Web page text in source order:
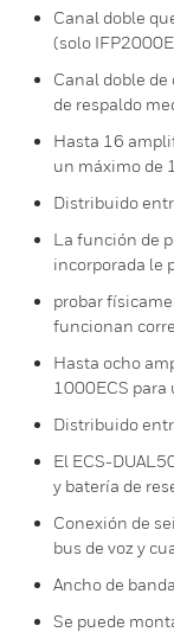
Canal doble
(solo
Canal doble
de respaldo
Hasta 16
un máximo de
Distribuido
La función de
incorporada le
probar
funcionan
Hasta ocho
1000ECS para
Distribuido
El ECS-
y batería de
Conexión de
bus de voz y
Ancho de
Se puede